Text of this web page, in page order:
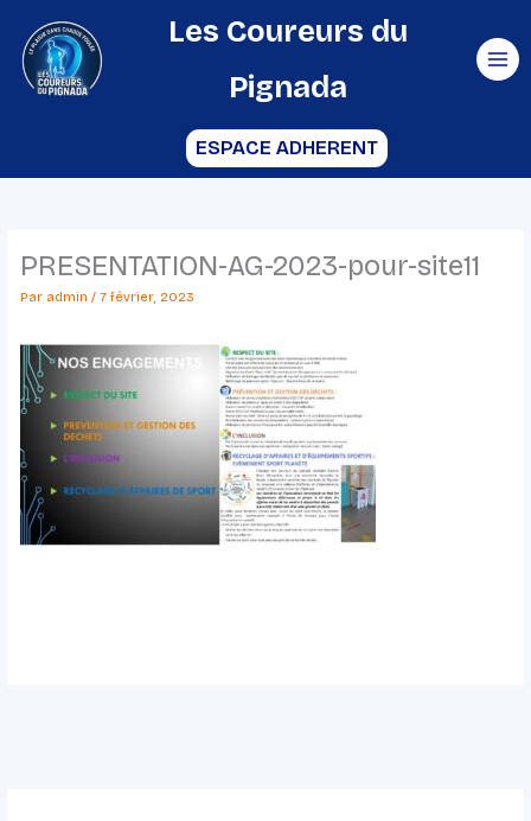
contenu
Les Coureurs du
Pignada
ESPACE ADHERENT
PRESENTATION-AG-2023-pour-site11
Par admin / 7 février, 2023